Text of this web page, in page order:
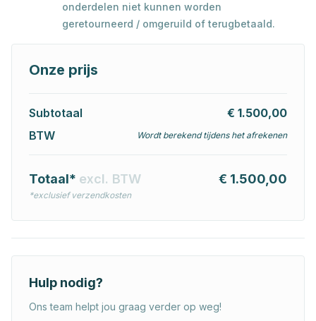
onderdelen niet kunnen worden
geretourneerd / omgeruild of terugbetaald.
Onze prijs
Subtotaal
€ 1.500,00
BTW
Wordt berekend tijdens het afrekenen
Totaal* excl. BTW
*exclusief verzendkosten
€ 1.500,00
Hulp nodig?
Ons team helpt jou graag verder op weg!